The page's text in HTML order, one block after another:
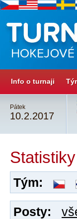
Info o turnaji
Pátek
10.2.2017
Statistiky
Tým:
Posty: